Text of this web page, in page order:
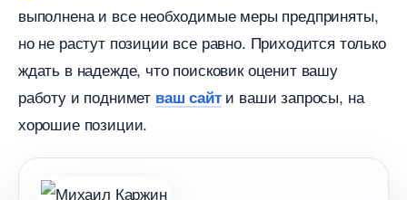
ыполнена и все необходимые меры предприняты,
но не растут позиции все равно. Приходится только
ждать в надежде, что поисковик оценит вашу
работу и поднимет аш сайти ваши запросы, на
хорошие позиции.